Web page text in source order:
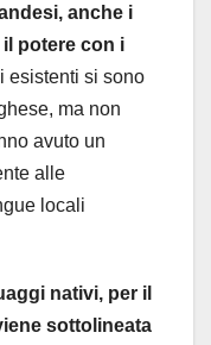
anche i
potere con i
esistenti si sono
ma non
avuto un
alle
locali
nativi, per il
sottolineata